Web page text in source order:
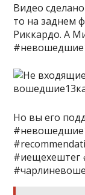
Видео
то на заднем
Риккардо. А
Но вы его
#иещехештег